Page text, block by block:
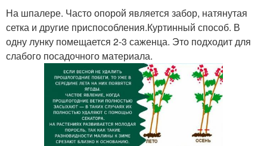
На шпалере. Часто опорой является забор, натянутая
сетка и другие приспособления.Куртинный способ. В
одну лунку помещается 2-3 саженца. Это подходит для
слабого посадочного материала.